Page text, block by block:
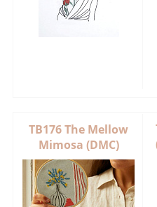
TB176 The Mellow
Mimosa (DMC)